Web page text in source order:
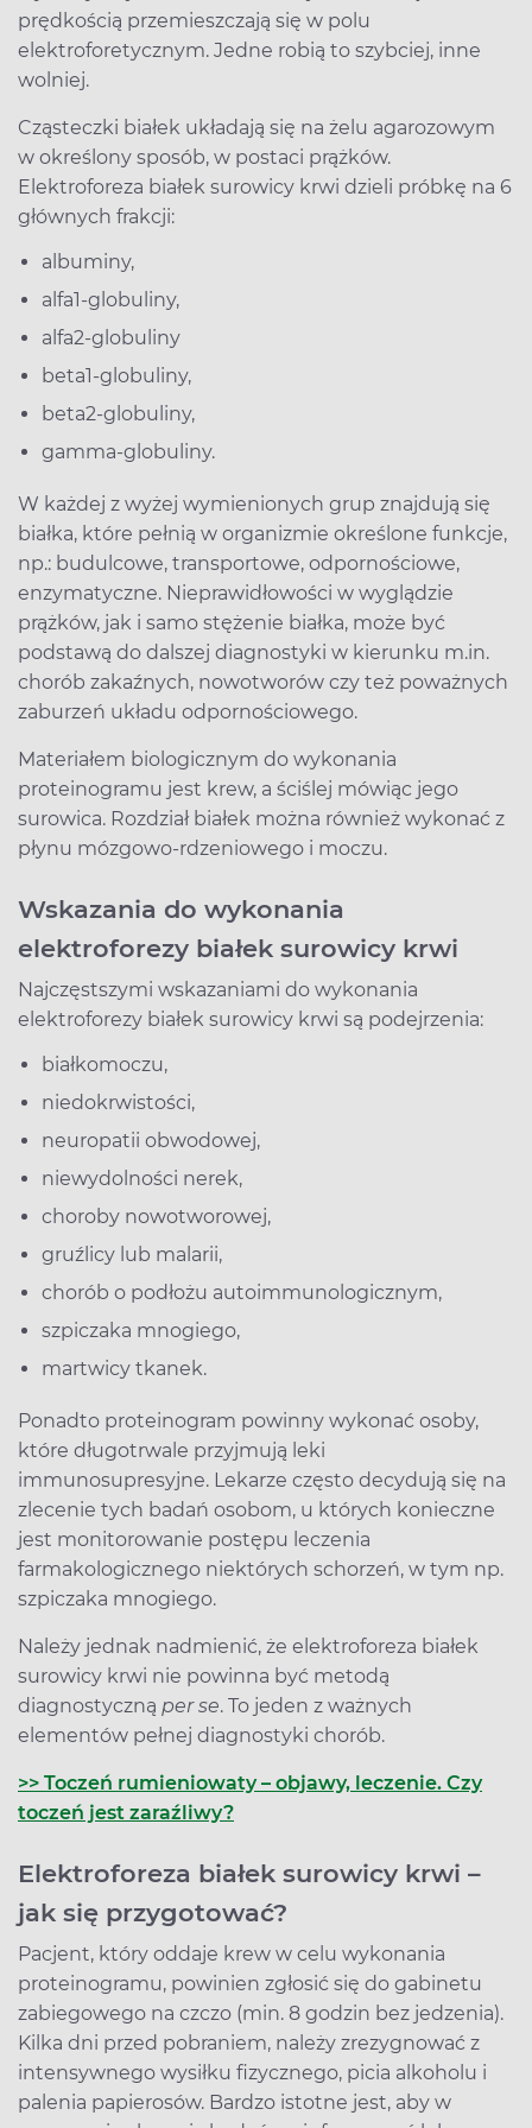
prędkością przemieszczają się w polu
elektroforetycznym. Jedne robią to szybciej, inne
wolniej.
Cząsteczki białek układają się na żelu agarozowym
w określony sposób, w postaci prążków.
Elektroforeza białek surowicy krwi dzieli próbkę na 6
głównych frakcji:
albuminy,
alfa1-globuliny,
alfa2-globuliny
beta1-globuliny,
beta2-globuliny,
gamma-globuliny.
W każdej z wyżej wymienionych grup znajdują się
białka, które pełnią w organizmie określone funkcje,
np.: budulcowe, transportowe, odpornościowe,
enzymatyczne. Nieprawidłowości w wyglądzie
prążków, jak i samo stężenie białka, może być
podstawą do dalszej diagnostyki w kierunku m.in.
chorób zakaźnych, nowotworów czy też poważnych
zaburzeń układu odpornościowego.
Materiałem biologicznym do wykonania
proteinogramu jest krew, a ściślej mówiąc jego
surowica. Rozdział białek można również wykonać z
płynu mózgowo-rdzeniowego i moczu.
Wskazania do wykonania
elektroforezy białek surowicy krwi
Najczęstszymi wskazaniami do wykonania
elektroforezy białek surowicy krwi są podejrzenia:
białkomoczu,
niedokrwistości,
neuropatii obwodowej,
niewydolności nerek,
choroby nowotworowej,
gruźlicy lub malarii,
chorób o podłożu autoimmunologicznym,
szpiczaka mnogiego,
martwicy tkanek.
Ponadto proteinogram powinny wykonać osoby,
które długotrwale przyjmują leki
immunosupresyjne. Lekarze często decydują się na
zlecenie tych badań osobom, u których konieczne
jest monitorowanie postępu leczenia
farmakologicznego niektórych schorzeń, w tym np.
szpiczaka mnogiego.
Należy jednak nadmienić, że elektroforeza białek
surowicy krwi nie powinna być metodą
diagnostyczną per se. To jeden z ważnych
elementów pełnej diagnostyki chorób.
>> Toczeń rumieniowaty – objawy, leczenie. Czy
toczeń jest zaraźliwy?
Elektroforeza białek surowicy krwi –
jak się przygotować?
Pacjent, który oddaje krew w celu wykonania
proteinogramu, powinien zgłosić się do gabinetu
zabiegowego na czczo (min. 8 godzin bez jedzenia).
Kilka dni przed pobraniem, należy zrezygnować z
intensywnego wysiłku fizycznego, picia alkoholu i
palenia papierosów. Bardzo istotne jest, aby w